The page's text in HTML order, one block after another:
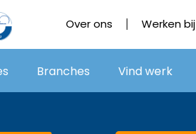
Over ons Werken bij
Branches Vind werk